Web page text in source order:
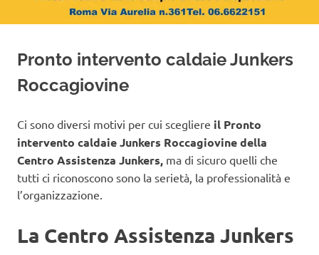
di
Junkers
Roma
Pronto intervento caldaie Junkers
Roccagiovine
Ci sono diversi motivi per cui scegliere il Pronto
intervento caldaie Junkers Roccagiovinedella
Centro Assistenza Junkers, ma di sicuro quelli che
tutti ci riconoscono sono la serietà, la professionalità e
l’organizzazione.
La Centro Assistenza Junkers